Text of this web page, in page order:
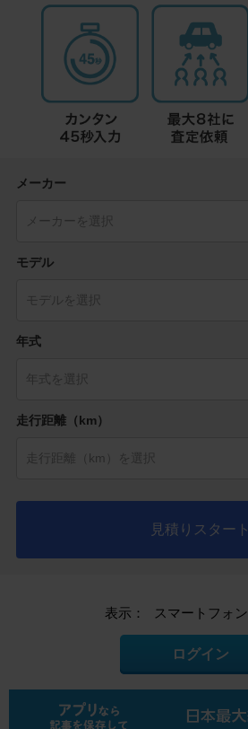
メーカー
モデル
年式
走行距離（km）
見積りスタート
表示： スマートフォン
ログイン